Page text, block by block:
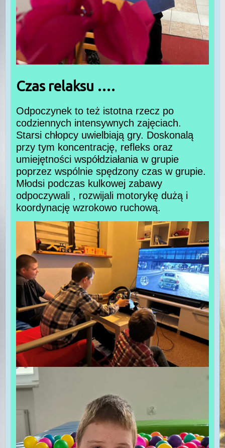
Czas relaksu ….
Odpoczynek to też istotna rzecz po
codziennych intensywnych zajęciach.
Starsi chłopcy uwielbiają gry. Doskonalą
przy tym koncentrację, refleks oraz
umiejętności współdziałania w grupie
poprzez wspólnie spędzony czas w grupie.
Młodsi podczas kulkowej zabawy
odpoczywali , rozwijali motorykę dużą i
koordynację wzrokowo ruchową.